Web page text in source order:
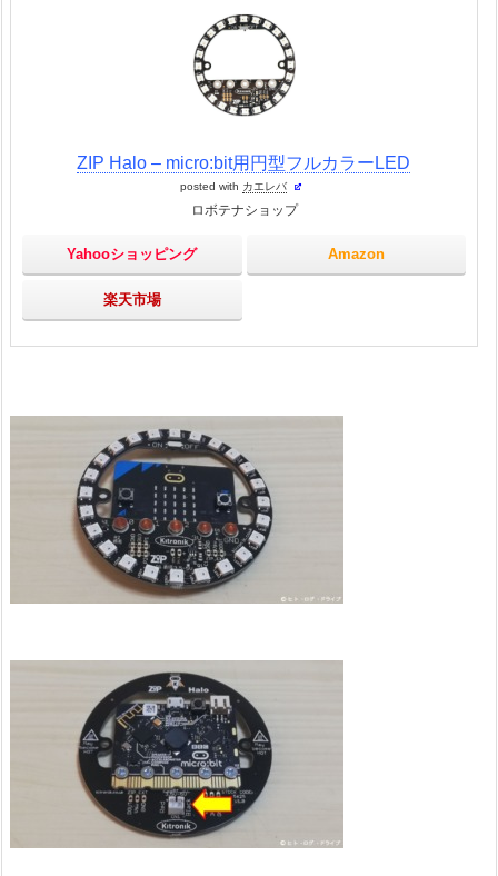
ZIP Halo – micro:bit用円型フルカラーLED
posted with カエレバ
ロボテナショップ
Yahooショッピング Amazon
楽天市場